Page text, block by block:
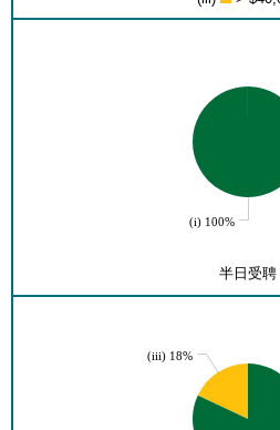
(i) 100%
半日受聘
(iii) 18%